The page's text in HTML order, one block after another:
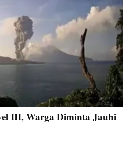
III, Warga Diminta Jauhi